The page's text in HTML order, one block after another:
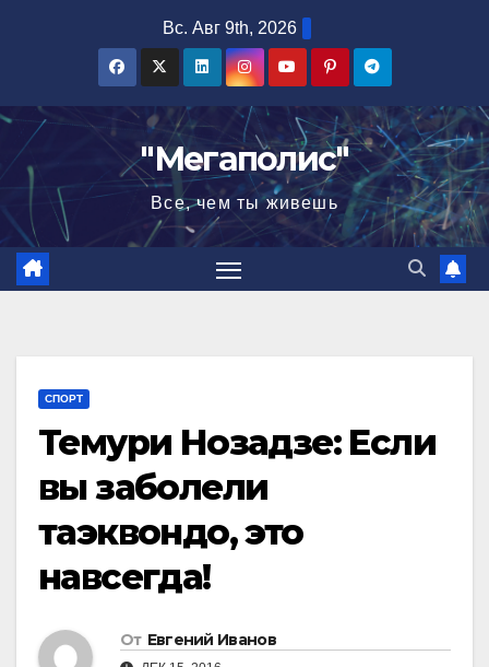
Вс. Авг 9th, 2026
"Мегаполис"
Все, чем ты живешь
СПОРТ
Темури Нозадзе: Если
вы заболели
таэквондо, это
навсегда!
От Евгений Иванов